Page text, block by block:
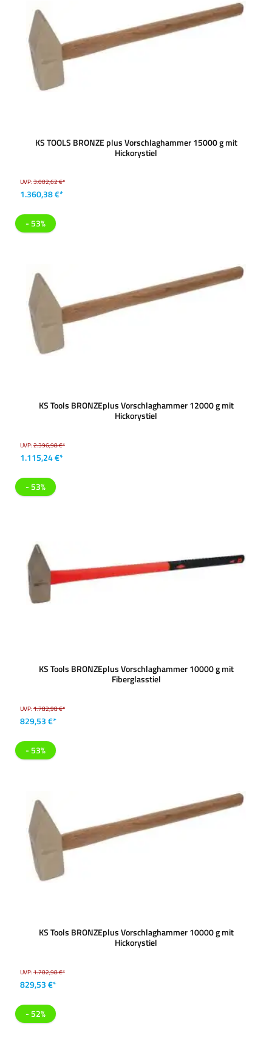
KS TOOLS BRONZE plus Vorschlaghammer 15000 g mit
Hickorystiel
UVP:3.002,62 €*
1.360,38 €*
- 53%
KS Tools BRONZEplus Vorschlaghammer 12000 g mit
Hickorystiel
UVP:2.396,98 €*
1.115,24 €*
- 53%
KS Tools BRONZEplus Vorschlaghammer 10000 g mit
Fiberglasstiel
UVP:1.782,98 €*
829,53 €*
- 53%
KS Tools BRONZEplus Vorschlaghammer 10000 g mit
Hickorystiel
UVP:1.782,98 €*
829,53 €*
- 52%